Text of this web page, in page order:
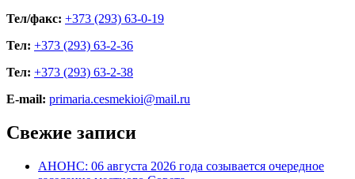
Тел/факс: +373 (293) 63-0-19
Тел: +373 (293) 63-2-36
Тел: +373 (293) 63-2-38
E-mail: primaria.cesmekioi@mail.ru
Свежие записи
АНОНС: 06 августа 2026 года созывается очередное